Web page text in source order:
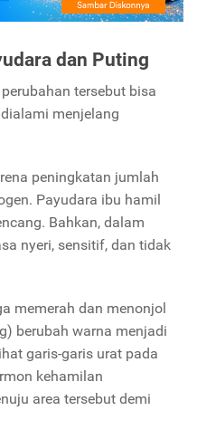
dan Puting
tersebut bisa
menjelang
peningkatan jumlah
Payudara ibu hamil
Bahkan, dalam
nyeri, sensitif, dan tidak
memerah dan menonjol
berubah warna menjadi
garis-garis urat pada
kehamilan
area tersebut demi